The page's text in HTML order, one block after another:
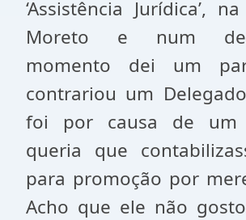
‘Assistência Jurídica’,
Moreto e num
momento dei um
contrariou um
foi por causa de um
queria que
para promoção por
Acho que ele não